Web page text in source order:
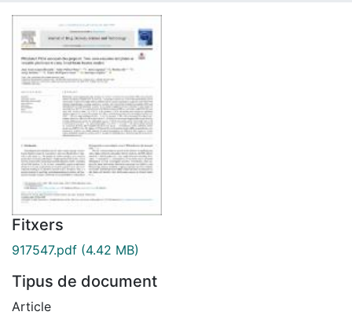
Fitxers
917547.pdf (4.42 MB)
Tipus de document
Article